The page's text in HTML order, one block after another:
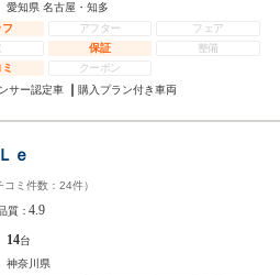
愛知県 名古屋・知多
フ
アフター
フェア
保証
整備
クーポン
サー認定車 購入プラン付き車両
ｅ
コミ件数： 24件）
質：4.9
14台
神奈川県